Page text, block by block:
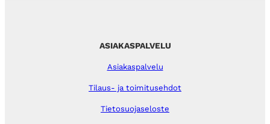
ASIAKASPALVELU
Asiakaspalvelu
Tilaus- ja toimitusehdot
Tietosuojaseloste